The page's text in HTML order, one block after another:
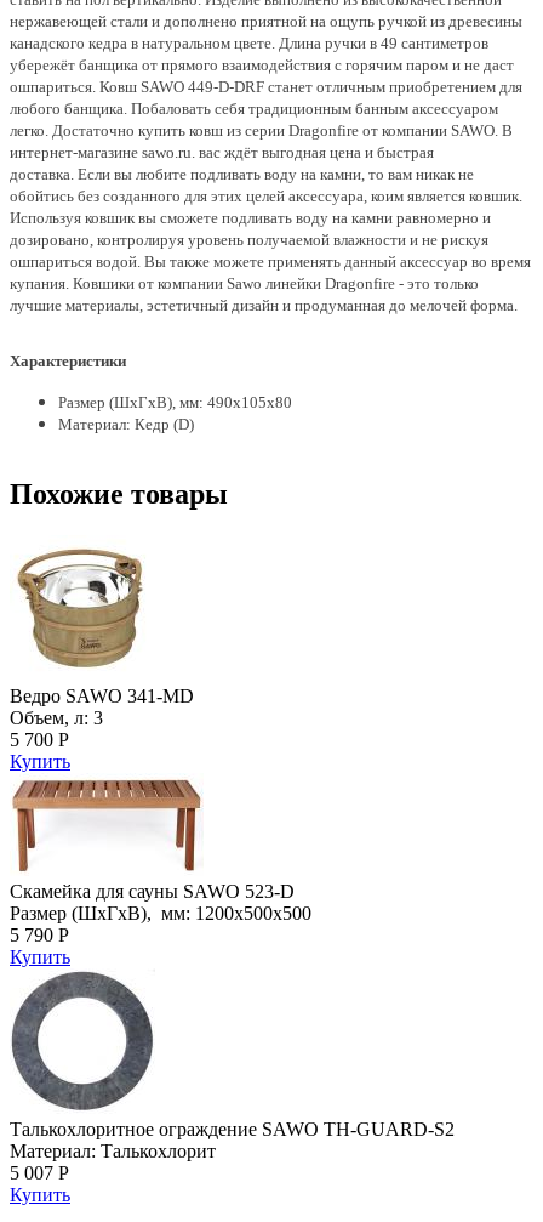
нержавеющей стали и дополнено приятной на ощупь ручкой из древесины
канадского кедра в натуральном цвете. Длина ручки в 49 сантиметров
убережёт банщика от прямого взаимодействия с горячим паром и не даст
ошпариться. Ковш SAWO 449-D-DRF станет отличным приобретением для
любого банщика. Побаловать себя традиционным банным аксессуаром
легко. Достаточно купить ковш из серии Dragonfire от компании SAWO. В
интернет-магазине sawo.ru. вас ждёт выгодная цена и быстрая
доставка. Если вы любите подливать воду на камни, то вам никак не
обойтись без созданного для этих целей аксессуара, коим является ковшик.
Используя ковшик вы сможете подливать воду на камни равномерно и
дозировано, контролируя уровень получаемой влажности и не рискуя
ошпариться водой. Вы также можете применять данный аксессуар во время
купания. Ковшики от компании Sawo линейки Dragonfire - это только
лучшие материалы, эстетичный дизайн и продуманная до мелочей форма.
Характеристики
Размер (ШхГхВ), мм: 490х105х80
Материал: Кедр (D)
Похожие товары
Ведро SAWO 341-MD
Объем, л: 3
5 700 Р
Купить
Скамейка для сауны SAWO 523-D
Размер (ШхГхВ), мм: 1200х500х500
5 790 Р
Купить
Талькохлоритное ограждение SAWO TH-GUARD-S2
Материал: Талькохлорит
5 007 Р
Купить